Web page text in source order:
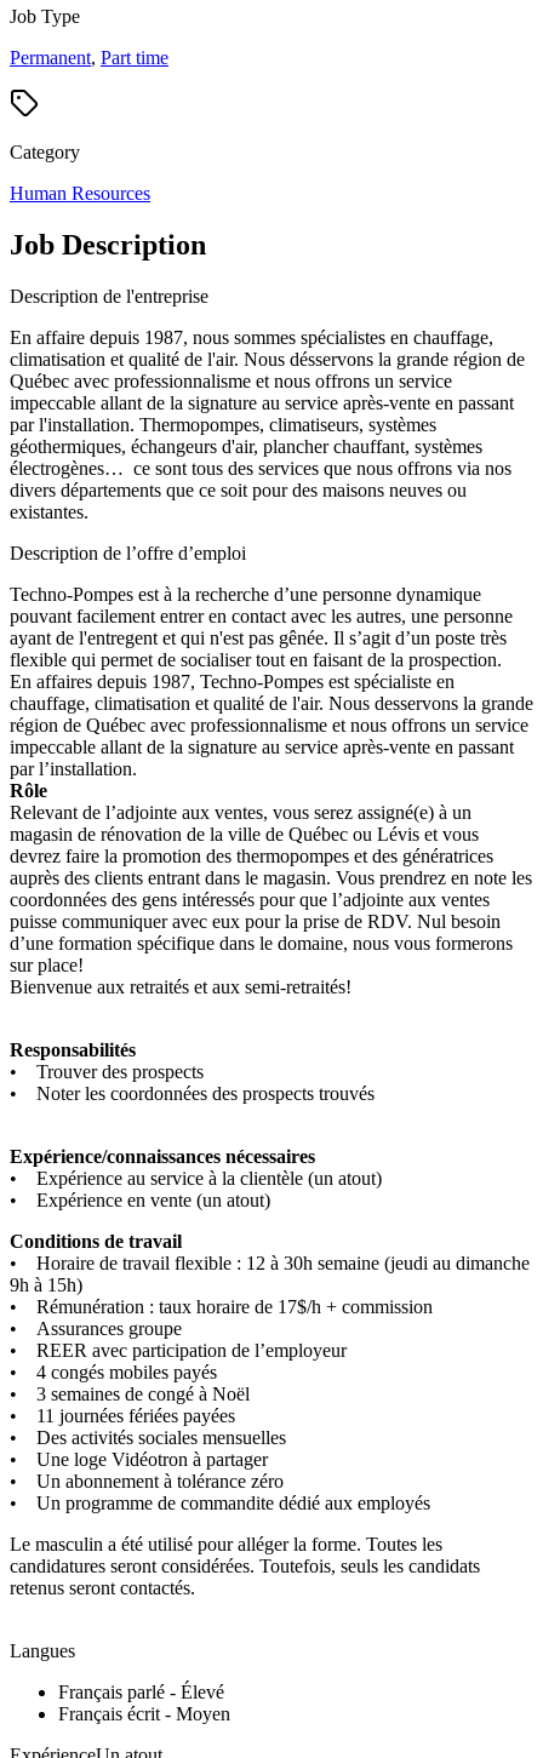
Job Type
Permanent, Part time
Category
Human Resources
Job Description
Description de l'entreprise
En affaire depuis 1987, nous sommes spécialistes en chauffage,
climatisation et qualité de l'air. Nous désservons la grande région de
Québec avec professionnalisme et nous offrons un service
impeccable allant de la signature au service après-vente en passant
par l'installation. Thermopompes, climatiseurs, systèmes
géothermiques, échangeurs d'air, plancher chauffant, systèmes
électrogènes… ce sont tous des services que nous offrons via nos
divers départements que ce soit pour des maisons neuves ou
existantes.
Description de l’offre d’emploi
Techno-Pompes est à la recherche d’une personne dynamique
pouvant facilement entrer en contact avec les autres, une personne
ayant de l'entregent et qui n'est pas gênée. Il s’agit d’un poste très
flexible qui permet de socialiser tout en faisant de la prospection.
En affaires depuis 1987, Techno-Pompes est spécialiste en
chauffage, climatisation et qualité de l'air. Nous desservons la grande
région de Québec avec professionnalisme et nous offrons un service
impeccable allant de la signature au service après-vente en passant
par l’installation.
Rôle
Relevant de l’adjointe aux ventes, vous serez assigné(e) à un
magasin de rénovation de la ville de Québec ou Lévis et vous
devrez faire la promotion des thermopompes et des génératrices
auprès des clients entrant dans le magasin. Vous prendrez en note les
coordonnées des gens intéressés pour que l’adjointe aux ventes
puisse communiquer avec eux pour la prise de RDV. Nul besoin
d’une formation spécifique dans le domaine, nous vous formerons
sur place!
Bienvenue aux retraités et aux semi-retraités!
Responsabilités
• Trouver des prospects
• Noter les coordonnées des prospects trouvés
Expérience/connaissances nécessaires
• Expérience au service à la clientèle (un atout)
• Expérience en vente (un atout)
Conditions de travail
• Horaire de travail flexible : 12 à 30h semaine (jeudi au dimanche
9h à 15h)
• Rémunération : taux horaire de 17$/h + commission
• Assurances groupe
• REER avec participation de l’employeur
• 4 congés mobiles payés
• 3 semaines de congé à Noël
• 11 journées fériées payées
• Des activités sociales mensuelles
• Une loge Vidéotron à partager
• Un abonnement à tolérance zéro
• Un programme de commandite dédié aux employés
Le masculin a été utilisé pour alléger la forme. Toutes les
candidatures seront considérées. Toutefois, seuls les candidats
retenus seront contactés.
Langues
Français parlé - Élevé
Français écrit - Moyen